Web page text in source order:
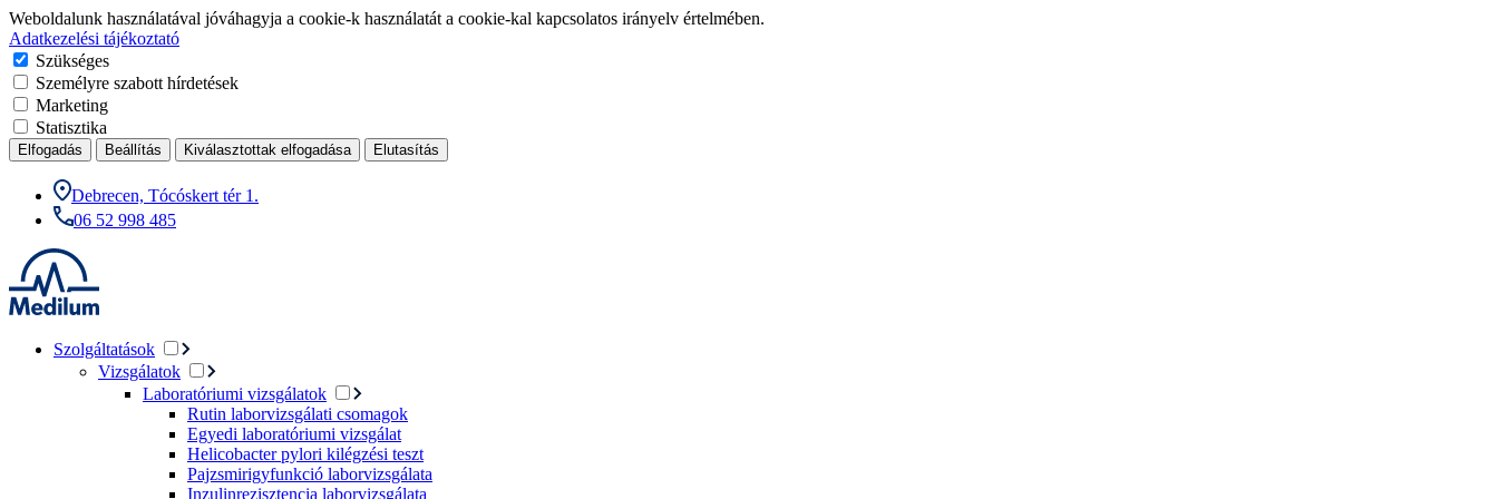
Weboldalunk használatával jóváhagyja a cookie-k használatát a cookie-kal kapcsolatos irányelv értelmében.
Adatkezelési tájékoztató
Szükséges
Személyre szabott hírdetések
Marketing
Statisztika
Elfogadás Beállítás Kiválasztottak elfogadása Elutasítás
Debrecen, Tócóskert tér 1.
06 52 998 485
Szolgáltatások
Vizsgálatok
Laboratóriumi vizsgálatok
Rutin laborvizsgálati csomagok
Egyedi laboratóriumi vizsgálat
Helicobacter pylori kilégzési teszt
Pajzsmirigyfunkció laborvizsgálata
Inzulinrezisztencia laborvizsgálata